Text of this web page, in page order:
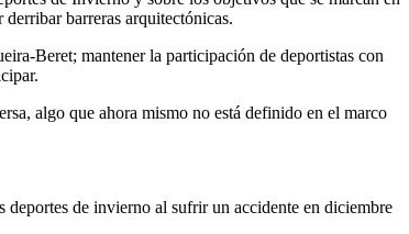
barreras arquitectónicas.
Beret; mantener la participación de deportistas con
algo que ahora mismo no está definido en el marco
de invierno al sufrir un accidente en diciembre